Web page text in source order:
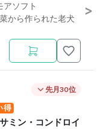
アソフト
から作られた老犬
先月30位
得
ミン・コンドロイ